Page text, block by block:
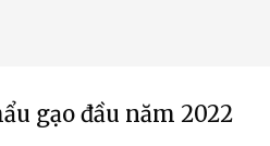
gạo đầu năm 2022